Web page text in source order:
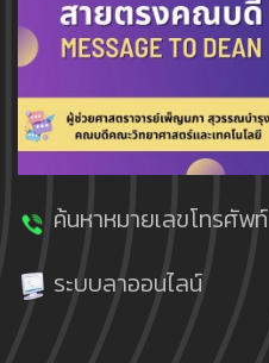
ค้นหาหมายเลขโทรศัพท์
ระบบลาออนไลน์